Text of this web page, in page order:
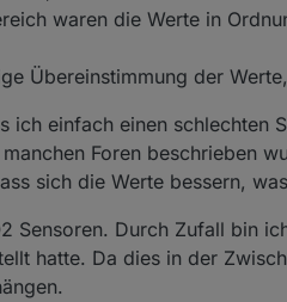
waren die Werte in
Übereinstimmung der
ich einfach einen schlechten
Foren beschrieben
sich die Werte bessern,
Sensoren. Durch Zufall bin
hatte. Da dies in der